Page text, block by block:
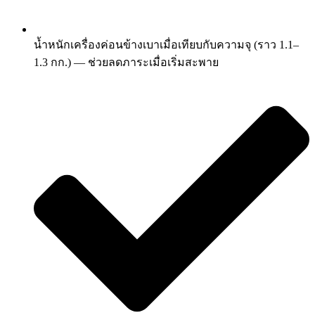
น้ำหนักเครื่องค่อนข้างเบาเมื่อเทียบกับความจุ (ราว 1.1–
1.3 กก.) — ช่วยลดภาระเมื่อเริ่มสะพาย